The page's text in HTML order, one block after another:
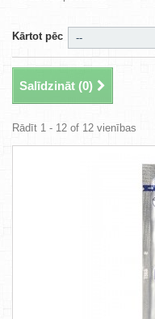
Kārtot pēc
Salīdzināt (0)
Rādīt 1 - 12 of 12 vienības